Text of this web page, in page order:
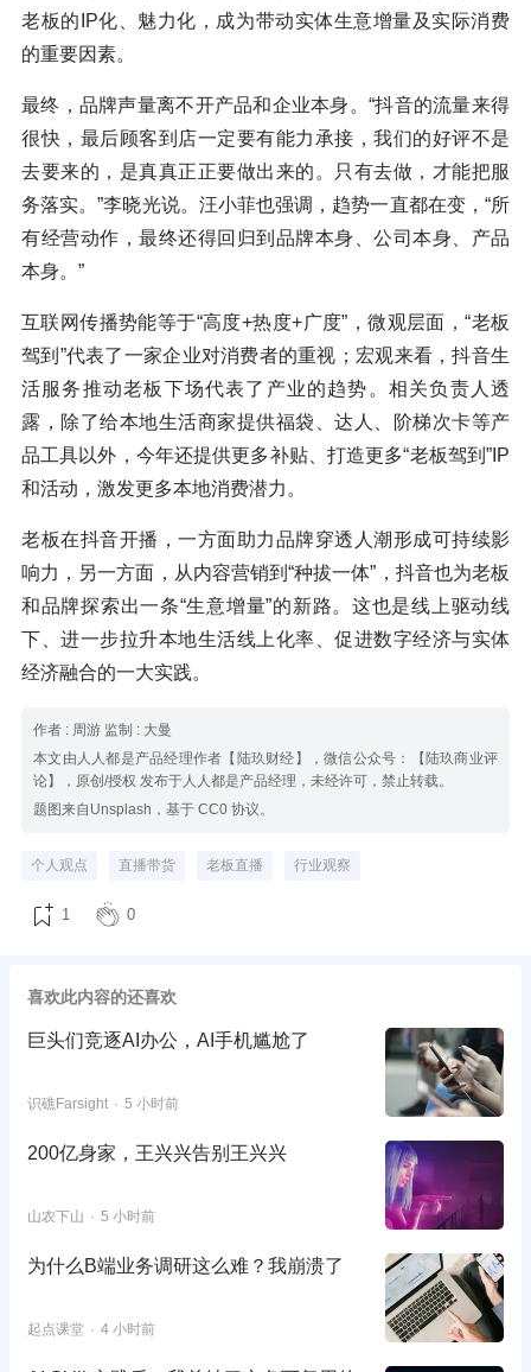
老板的IP化、魅力化，成为带动实体生意增量及实际消费
的重要因素。
最终，品牌声量离不开产品和企业本身。“抖音的流量来得
很快，最后顾客到店一定要有能力承接，我们的好评不是
去要来的，是真真正正要做出来的。只有去做，才能把服
务落实。”李晓光说。汪小菲也强调，趋势一直都在变，“所
有经营动作，最终还得回归到品牌本身、公司本身、产品
本身。”
互联网传播势能等于“高度+热度+广度”，微观层面，“老板
驾到”代表了一家企业对消费者的重视；宏观来看，抖音生
活服务推动老板下场代表了产业的趋势。相关负责人透
露，除了给本地生活商家提供福袋、达人、阶梯次卡等产
品工具以外，今年还提供更多补贴、打造更多“老板驾到”IP
和活动，激发更多本地消费潜力。
老板在抖音开播，一方面助力品牌穿透人潮形成可持续影
响力，另一方面，从内容营销到“种拔一体”，抖音也为老板
和品牌探索出一条“生意增量”的新路。这也是线上驱动线
下、进一步拉升本地生活线上化率、促进数字经济与实体
经济融合的一大实践。
作者 : 周游 监制 : 大曼
本文由人人都是产品经理作者【陆玖财经】，微信公众号：【陆玖商业评
论】，原创/授权 发布于人人都是产品经理，未经许可，禁止转载。
题图来自Unsplash，基于 CC0 协议。
个人观点 直播带货 老板直播 行业观察
1 0
喜欢此内容的还喜欢
巨头们竞逐AI办公，AI手机尴尬了
识礁Farsight 5 小时前
200亿身家，王兴兴告别王兴兴
山农下山 5 小时前
为什么B端业务调研这么难？我崩溃了
起点课堂 4 小时前